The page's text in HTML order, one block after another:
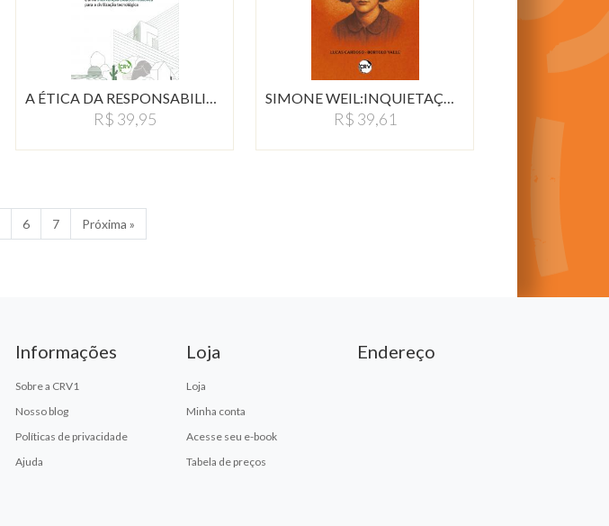
R$ 39,95
SIMONE WEIL:INQUIETAÇÕES…
R$ 39,61
6 7 Próxima »
Informações
Sobre a CRV1
Nosso blog
Políticas de privacidade
Ajuda
Loja
Loja
Minha conta
Acesse seu e-book
Tabela de preços
Endereço